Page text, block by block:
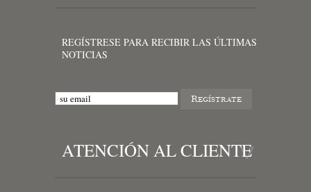
REGÍSTRESE PARA RECIBIR LAS ÚLTIMAS
NOTICIAS
ATENCIÓN AL CLIENTE